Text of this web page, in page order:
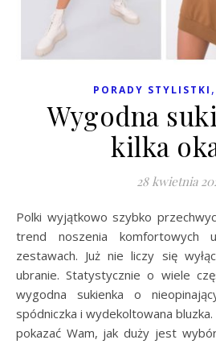
PORADY STYLISTKI ,
Wygodna
kilka
28 kwietnia
Polki wyjątkowo szybko przechwyciły do swoich stylizacji
trend noszenia komfortowych
zestawach. Już nie liczy się
ubranie. Statystycznie o wiele
wygodna sukienka o
spódniczka i wydekoltowana
pokazać Wam, jak duży jest